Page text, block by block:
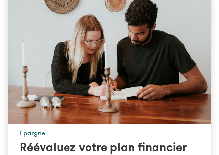
Épargne
Réévaluez votre plan financier